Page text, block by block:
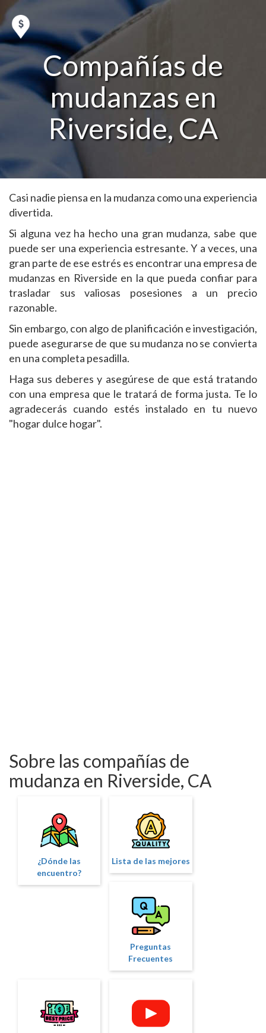
Compañías de
mudanzas en
Riverside, CA
Casi nadie piensa en la mudanza como una experiencia
divertida.
Si alguna vez ha hecho una gran mudanza, sabe que
puede ser una experiencia estresante. Y a veces, una
gran parte de ese estrés es encontrar una empresa de
mudanzas en Riverside en la que pueda confiar para
trasladar sus valiosas posesiones a un precio
razonable.
Sin embargo, con algo de planificación e investigación,
puede asegurarse de que su mudanza no se convierta
en una completa pesadilla.
Haga sus deberes y asegúrese de que está tratando
con una empresa que le tratará de forma justa. Te lo
agradecerás cuando estés instalado en tu nuevo
"hogar dulce hogar".
Sobre las compañías de
mudanza en Riverside, CA
¿Dónde las
encuentro?
Lista de las mejores
Preguntas
Frecuentes